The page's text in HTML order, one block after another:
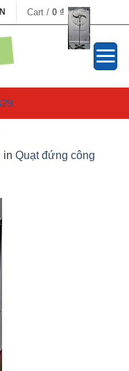
Cart / 0 ₫
in Quạt đứng công